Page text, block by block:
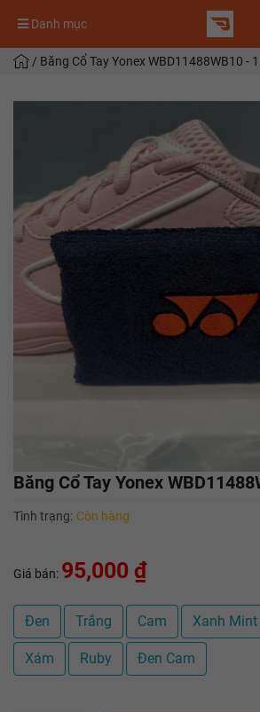
Danh mục
/ Băng Cổ Tay Yonex WBD11488WB10 -
Băng Cổ Tay Yonex
Tình trạng: Còn hàng
Giá bán: 95,000 ₫
Đen Trắng Cam Xanh Mint
Xám Ruby Đen Cam